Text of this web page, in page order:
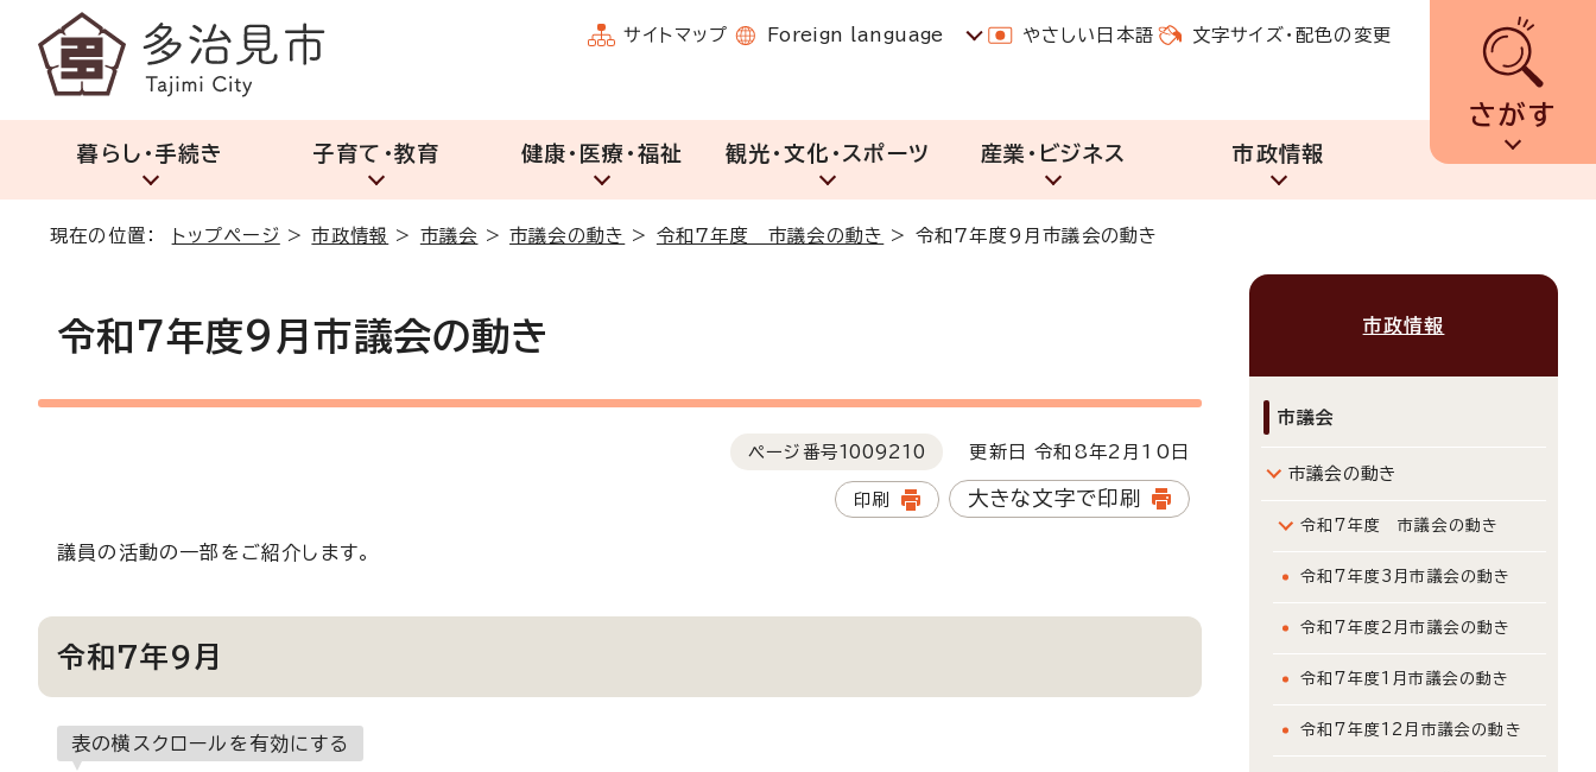
サイトマップ Foreign language やさしい日本語 文字サイズ・配色の変更
さがす
暮らし・手続き 子育て・教育 健康・医療・福祉 観光・文化・スポーツ 産業・ビジネス 市政情報
現在の位置： トップページ >市政情報 > 市議会 >市議会の動き > 令和7年度 市議会の動き > 令和7年度9月市議会の動き
令和7年度9月市議会の動き
ページ番号1009210 更新日 令和8年2月10日
印刷 大きな文字で印刷
議員の活動の一部をご紹介します。
令和7年9月
表の横スクロールを有効にする
市政情報
市議会
市議会の動き
令和7年度 市議会の動き
令和7年度3月市議会の動き
令和7年度2月市議会の動き
令和7年度1月市議会の動き
令和7年度12月市議会の動き